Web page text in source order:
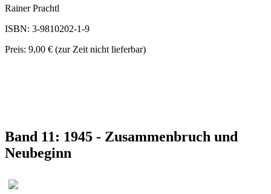
Rainer Prachtl
ISBN: 3-9810202-1-9
Preis: 9,00 € (zur Zeit nicht lieferbar)
Band 11: 1945 - Zusammenbruch und
Neubeginn